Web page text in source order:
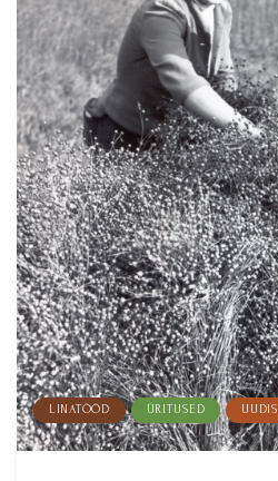
LINATÖÖD ÜRITUSED UUDIS